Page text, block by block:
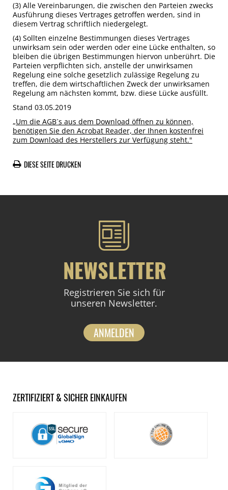
(3) Alle Vereinbarungen, die zwischen den Parteien zwecks
Ausführung dieses Vertrages getroffen werden, sind in
diesem Vertrag schriftlich niedergelegt.
(4) Sollten einzelne Bestimmungen dieses Vertrages
unwirksam sein oder werden oder eine Lücke enthalten, so
bleiben die übrigen Bestimmungen hiervon unberührt. Die
Parteien verpflichten sich, anstelle der unwirksamen
Regelung eine solche gesetzlich zulässige Regelung zu
treffen, die dem wirtschaftlichen Zweck der unwirksamen
Regelung am nächsten kommt, bzw. diese Lücke ausfüllt.
Stand 03.05.2019
„Um die AGB´s aus dem Download öffnen zu können,
benötigen Sie den Acrobat Reader, der Ihnen kostenfrei
zum Download des Herstellers zur Verfügung steht."
DIESE SEITE DRUCKEN
NEWSLETTER
Registrieren Sie sich für
unseren Newsletter.
ANMELDEN
ZERTIFIZIERT & SICHER EINKAUFEN